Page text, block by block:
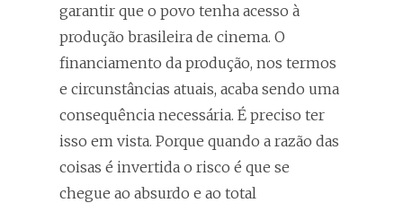
garantir que o povo tenha acesso à
produção brasileira de cinema. O
financiamento da produção, nos termos
e circunstâncias atuais, acaba sendo uma
consequência necessária. É preciso ter
isso em vista. Porque quando a razão das
coisas é invertida o risco é que se
chegue ao absurdo e ao total